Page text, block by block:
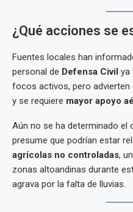
¿Qué acciones se
Fuentes locales han
personal de Defensa Civil ya
focos activos, pero
y se requiere mayor apoyo
Aún no se ha determinado el
presume que podrían estar
agrícolas no controladas,
zonas altoandinas durante
agrava por la falta de lluvias.